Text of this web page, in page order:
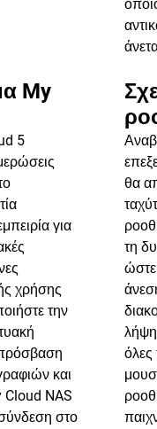
My
5
για
χρήσης
την
και
Cloud NAS
στο
θα
τη
ώστε
όλες